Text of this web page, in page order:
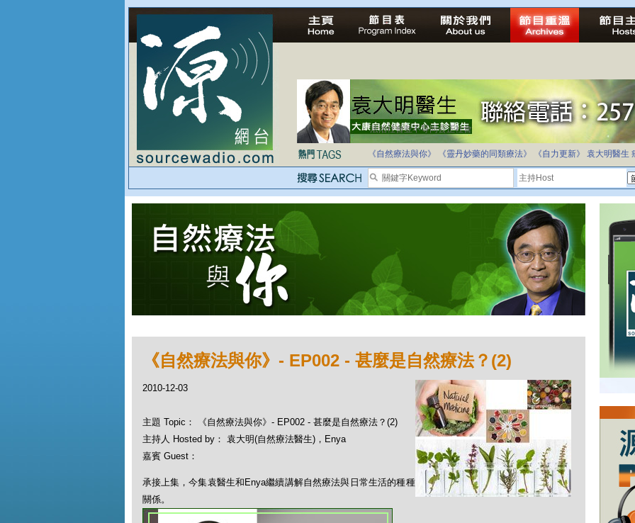
法治社會並不等同公正社會
自家教育合法化-推動多元化教育，全民學卷制
《自然療法與你》 《靈丹妙藥的同類療法》 《自力更新》 袁大明醫生
《自然療法與你》- EP002 - 甚麼是自然療法？(2)
2010-12-03
主題 Topic： 《自然療法與你》- EP002 - 甚麼是自然療法？(2)
主持人 Hosted by： 袁大明(自然療法醫生)，Enya
嘉賓 Guest：
承接上集，今集袁醫生和Enya繼續講解自然療法與日常生活的種種
關係。